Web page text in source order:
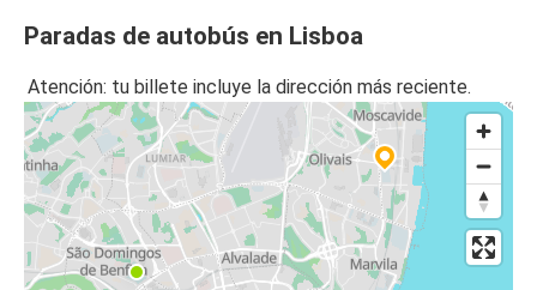
Paradas de autobús en Lisboa
Atención: tu billete incluye la dirección más reciente.